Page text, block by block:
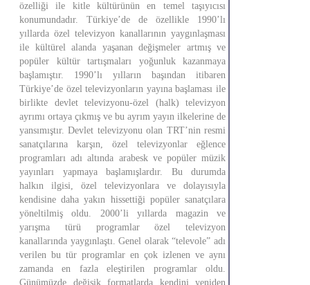
özelliği ile kitle kültürünün en temel taşıyıcısı
konumundadır. Türkiye’de de özellikle 1990’lı
yıllarda özel televizyon kanallarının yaygınlaşması
ile kültürel alanda yaşanan değişmeler artmış ve
popüler kültür tartışmaları yoğunluk kazanmaya
başlamıştır. 1990’lı yılların başından itibaren
Türkiye’de özel televizyonların yayına başlaması ile
birlikte devlet televizyonu-özel (halk) televizyon
ayrımı ortaya çıkmış ve bu ayrım yayın ilkelerine de
yansımıştır. Devlet televizyonu olan TRT’nin resmi
sanatçılarına karşın, özel televizyonlar eğlence
programları adı altında arabesk ve popüler müzik
yayınları yapmaya başlamışlardır. Bu durumda
halkın ilgisi, özel televizyonlara ve dolayısıyla
kendisine daha yakın hissettiği popüler sanatçılara
yöneltilmiş oldu. 2000’li yıllarda magazin ve
yarışma türü programlar özel televizyon
kanallarında yaygınlaştı. Genel olarak “televole” adı
verilen bu tür programlar en çok izlenen ve aynı
zamanda en fazla eleştirilen programlar oldu.
Günümüzde değişik formatlarda kendini yeniden